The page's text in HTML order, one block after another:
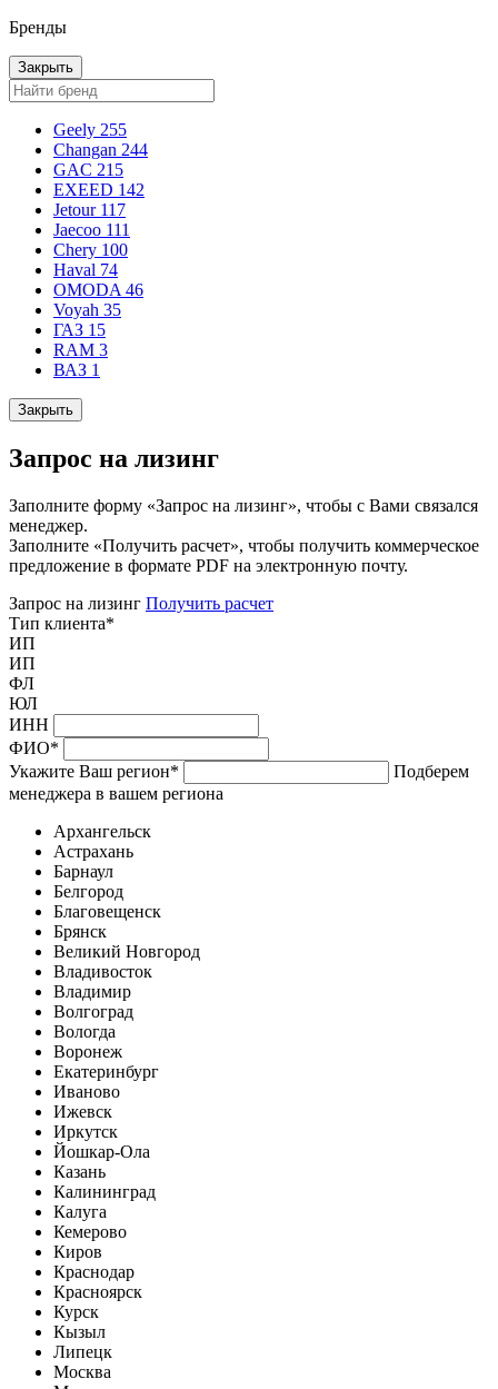
Бренды
Закрыть
Geely 255
Changan 244
GAC 215
EXEED 142
Jetour 117
Jaecoo 111
Chery 100
Haval 74
OMODA 46
Voyah 35
ГАЗ 15
RAM 3
ВАЗ 1
Закрыть
Запрос на лизинг
Заполните форму «Запрос на лизинг», чтобы с Вами связался
менеджер.
Заполните «Получить расчет», чтобы получить коммерческое
предложение в формате PDF на электронную почту.
Запрос на лизинг Получить расчет
Тип клиента*
ИП
ИП
ФЛ
ЮЛ
ИНН
ФИО*
Укажите Ваш регион*
Подберем
менеджера в вашем региона
Архангельск
Астрахань
Барнаул
Белгород
Благовещенск
Брянск
Великий Новгород
Владивосток
Владимир
Волгоград
Вологда
Воронеж
Екатеринбург
Иваново
Ижевск
Иркутск
Йошкар-Ола
Казань
Калининград
Калуга
Кемерово
Киров
Краснодар
Красноярск
Курск
Кызыл
Липецк
Москва